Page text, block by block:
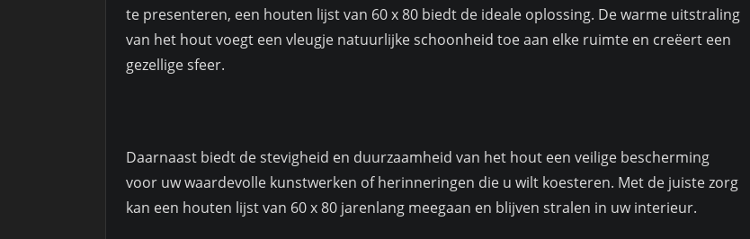
te presenteren, een houten lijst van 60 x 80 biedt de ideale oplossing. De warme uitstraling
van het hout voegt een vleugje natuurlijke schoonheid toe aan elke ruimte en creëert een
gezellige sfeer.
Daarnaast biedt de stevigheid en duurzaamheid van het hout een veilige bescherming
voor uw waardevolle kunstwerken of herinneringen die u wilt koesteren. Met de juiste zorg
kan een houten lijst van 60 x 80 jarenlang meegaan en blijven stralen in uw interieur.